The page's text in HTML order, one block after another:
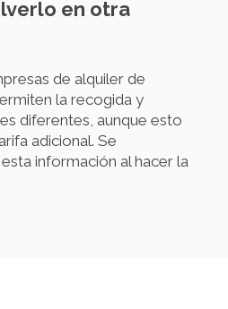
en otra
de alquiler de
la recogida y
diferentes, aunque esto
adicional. Se
información al hacer la